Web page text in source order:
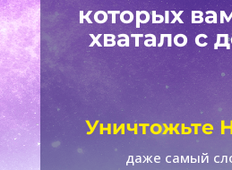
которых
хватало с
Уничтожьте
даже самый